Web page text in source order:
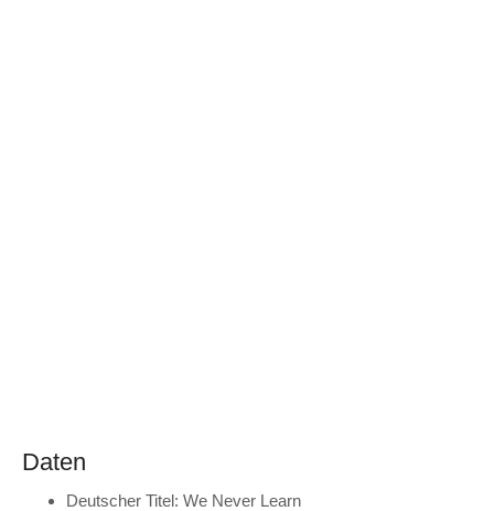
Daten
Deutscher Titel: We Never Learn